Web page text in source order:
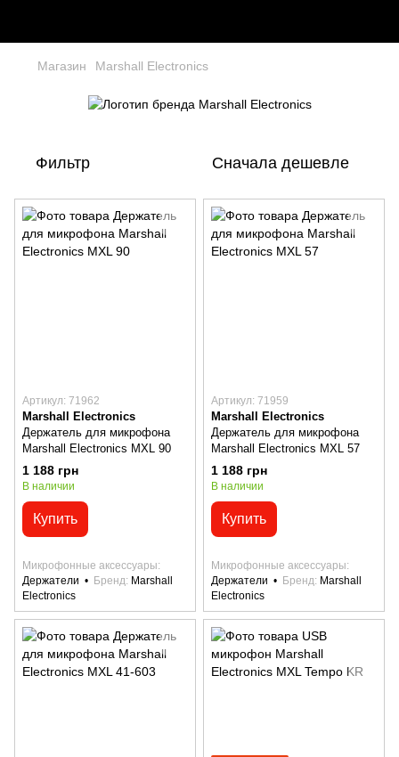
Магазин Marshall Electronics
Фильтр Сначала дешевле
Артикул: 71962
Marshall Electronics
Держатель для микрофона
Marshall Electronics MXL 90
1 188 грн
В наличии
Купить
Микрофонные аксессуары
Держатели
Бренд Marshall
Electronics
Артикул: 71959
Marshall Electronics
Держатель для микрофона
Marshall Electronics MXL 57
1 188 грн
В наличии
Купить
Микрофонные аксессуары
Держатели
Бренд Marshall
Electronics